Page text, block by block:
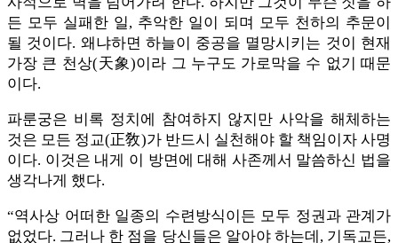
든 모두 실패한 일, 추악한 일이 되며 모두 천하의 추문이
될 것이다. 왜냐하면 하늘이 중공을 멸망시키는 것이 현재
가장 큰 천상(天象)이라 그 누구도 가로막을 수 없기 때문
이다.
파룬궁은 비록 정치에 참여하지 않지만 사악을 해체하는
것은 모든 정교(正敎)가 반드시 실천해야 할 책임이자 사명
이다. 이것은 내게 이 방면에 대해 사존께서 말씀하신 법을
생각나게 했다.
“역사상 어떠한 일종의 수련방식이든 모두 정권과 관계가
없었다. 그러나 한 점을 당신들은 알아야 하는데, 기독교든,